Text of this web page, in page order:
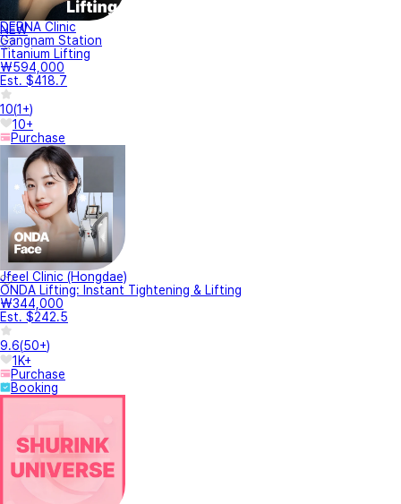
NEW
DERNA Clinic
Gangnam Station
Titanium Lifting
₩594,000
Est. $418.7
10(1+)
10+
Purchase
Jfeel Clinic (Hongdae)
ONDA Lifting: Instant Tightening & Lifting
₩344,000
Est. $242.5
9.6(50+)
1K+
Purchase
Booking